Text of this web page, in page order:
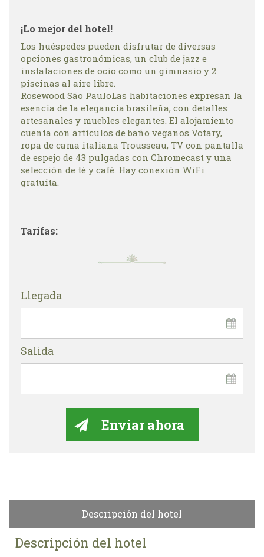
¡Lo mejor del hotel!
Los huéspedes pueden disfrutar de diversas
opciones gastronómicas, un club de jazz e
instalaciones de ocio como un gimnasio y 2
piscinas al aire libre.
Rosewood São PauloLas habitaciones expresan la
esencia de la elegancia brasileña, con detalles
artesanales y muebles elegantes. El alojamiento
cuenta con artículos de baño veganos Votary,
ropa de cama italiana Trousseau, TV con pantalla
de espejo de 43 pulgadas con Chromecast y una
selección de té y café. Hay conexión WiFi
gratuita.
Tarifas:
Llegada
Salida
Descripción del hotel
Descripción del hotel